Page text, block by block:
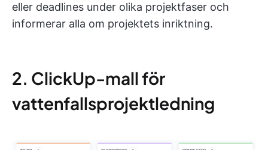
eller deadlines under olika projektfaser och
informerar alla om projektets inriktning.
2. ClickUp-mall för
vattenfallsprojektledning